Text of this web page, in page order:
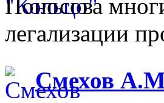
Поносова
легализации
Смехов